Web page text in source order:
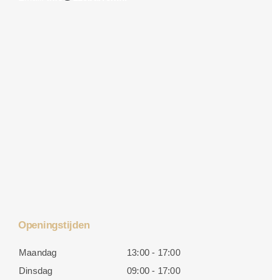
Openingstijden
Maandag
13:00 - 17:00
Dinsdag
09:00 - 17:00